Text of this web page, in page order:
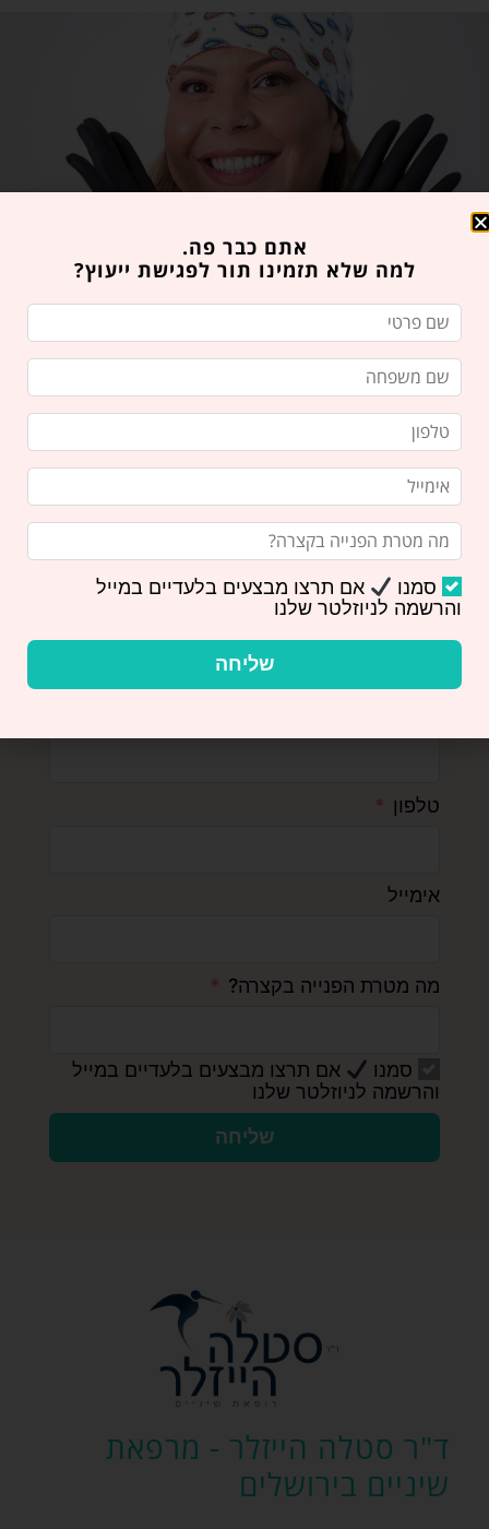
הזמינו פגישת ייעוץ במרפאה
רוצים לבקר אותנו? איזה כיף!
מלאו את הטופס הבא ואנו נחזור אליכם בהקדם.
ניתן גם לשלוח לנודואר אלקטרוניאולהתקשר
אלינו ואנו נשמח לענות על כל השאלות שלכם!
טלפון
אימייל
מה מטרת הפנייה בקצרה?
סמנו
אם תרצו מבצעים בלעדיים במייל
והרשמה לניוזלטר שלנו
שליחה
ד"ר סטלה הייזלר - מרפאת
שיניים בירושלים
אתם כבר פה.
למה שלא תזמינו תור לפגישת ייעוץ?
סמנו
אם תרצו מבצעים בלעדיים במייל
והרשמה לניוזלטר שלנו
שליחה